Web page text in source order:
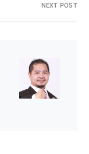
NEXT POST